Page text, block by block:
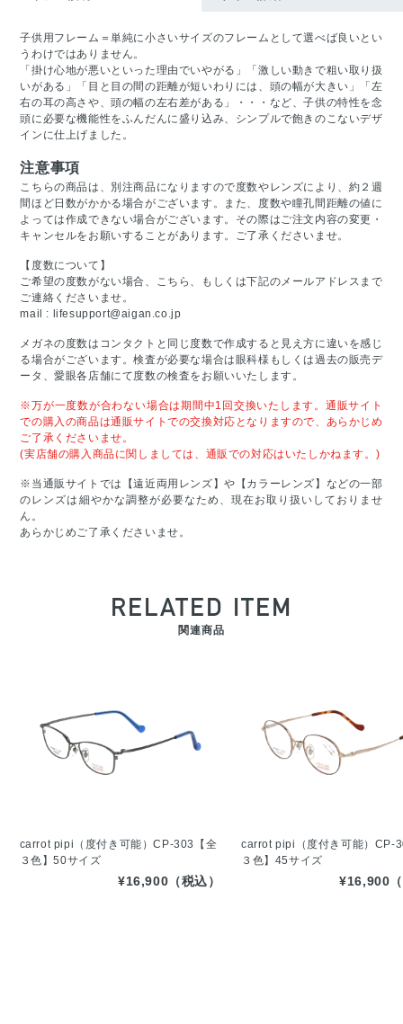
子供用フレーム＝単純に小さいサイズのフレームとして選べば良いとい
うわけではありません。
「掛け心地が悪いといった理由でいやがる」「激しい動きで粗い取り扱
いがある」「目と目の間の距離が短いわりには、頭の幅が大きい」「左
右の耳の高さや、頭の幅の左右差がある」・・・など、子供の特性を念
頭に必要な機能性をふんだんに盛り込み、シンプルで飽きのこないデザ
インに仕上げました。
注意事項
こちらの商品は、別注商品になりますので度数やレンズにより、約２週
間ほど日数がかかる場合がございます。また、度数や瞳孔間距離の値に
よっては作成できない場合がございます。その際はご注文内容の変更・
キャンセルをお願いすることがあります。ご了承くださいませ。
【度数について】
ご希望の度数がない場合、こちら、もしくは下記のメールアドレスまで
ご連絡くださいませ。
mail : lifesupport@aigan.co.jp
メガネの度数はコンタクトと同じ度数で作成すると見え方に違いを感じ
る場合がございます。検査が必要な場合は眼科様もしくは過去の販売デ
ータ、愛眼各店舗にて度数の検査をお願いいたします。
※万が一度数が合わない場合は期間中1回交換いたします。通販サイト
での購入の商品は通販サイトでの交換対応となりますので、あらかじめ
ご了承くださいませ。
(実店舗の購入商品に関しましては、通販での対応はいたしかねます。)
※当通販サイトでは【遠近両用レンズ】や【カラーレンズ】などの一部
のレンズは細やかな調整が必要なため、現在お取り扱いしておりませ
ん。
あらかじめご了承くださいませ。
RELATED ITEM
関連商品
carrot pipi（度付き可能）CP-303【全
３色】50サイズ
¥16,900（税込）
carrot pipi（度付き可能）CP-
３色】45サイズ
¥16,900